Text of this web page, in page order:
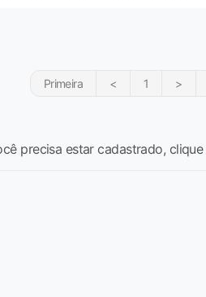
Primeira < 1 >
precisa estar cadastrado, clique